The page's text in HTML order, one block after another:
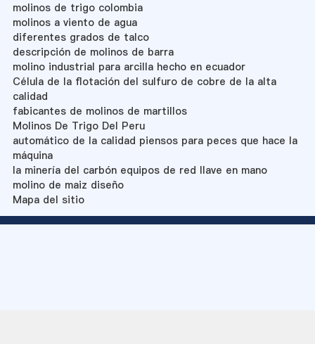
molinos de trigo colombia
molinos a viento de agua
diferentes grados de talco
descripción de molinos de barra
molino industrial para arcilla hecho en ecuador
Célula de la flotación del sulfuro de cobre de la alta
calidad
fabicantes de molinos de martillos
Molinos De Trigo Del Peru
automático de la calidad piensos para peces que hace la
máquina
la minería del carbón equipos de red llave en mano
molino de maiz diseño
Mapa del sitio